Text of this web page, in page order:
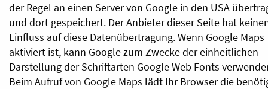
der Regel an einen Server von Google in den USA
und dort gespeichert. Der Anbieter dieser Seite hat
Einfluss auf diese Datenübertragung. Wenn Google Maps
aktiviert ist, kann Google zum Zwecke der einheitlichen
Darstellung der Schriftarten Google Web Fonts
Beim Aufruf von Google Maps lädt Ihr Browser die